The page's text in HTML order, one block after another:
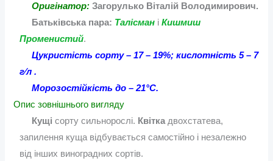
Оригінатор:Загорулько Віталій Володимирович.
Батьківська пара: Талісман іКишмиш
Променистий.
Цукристість сорту – 17 – 19%; кислотність 5 – 7
г∕л .
Морозостійкість до – 21°С.
Опис зовнішнього вигляду
Кущі сорту сильнорослі. Квітка двохстатева,
запилення куща відбувається самостійно і незалежно
від інших виноградних сортів.